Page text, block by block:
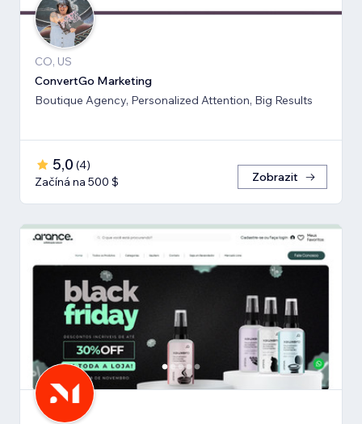
CO, US
ConvertGo Marketing
Boutique Agency, Personalized Attention, Big Results
5,0 (4)
Začíná na 500 $
Zobrazit